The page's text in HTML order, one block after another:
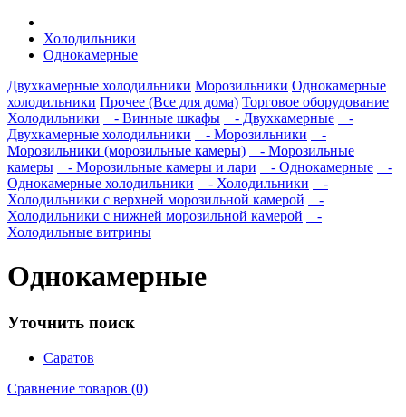
Холодильники
Однокамерные
Двухкамерные холодильники Морозильники Однокамерные
холодильники Прочее (Все для дома) Торговое оборудование
Холодильники
- Винные шкафы - Двухкамерные
-
Двухкамерные холодильники
- Морозильники
-
Морозильники (морозильные камеры)
- Морозильные
камеры
- Морозильные камеры и лари - Однокамерные
-
Однокамерные холодильники
- Холодильники
-
Холодильники с верхней морозильной камерой
-
Холодильники с нижней морозильной камерой
-
Холодильные витрины
Однокамерные
Уточнить поиск
Саратов
Сравнение товаров (0)